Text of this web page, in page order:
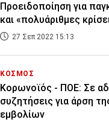
Προειδοποίηση για
και «πολυάριθμες
27 Σεπ 2022 15:13
ΚΟΣΜΟΣ
Κορωνοϊός - ΠΟΕ: Σε
συζητήσεις για άρση
εμβολίων